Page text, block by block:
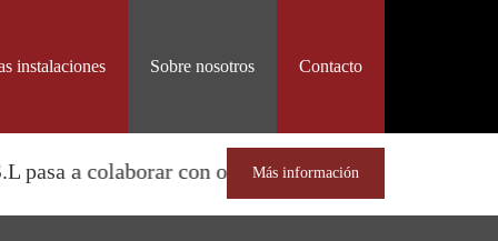
instalaciones Sobre nosotros Contacto
con otra gran empresa del sector, AUTOMÓVILES
Más información